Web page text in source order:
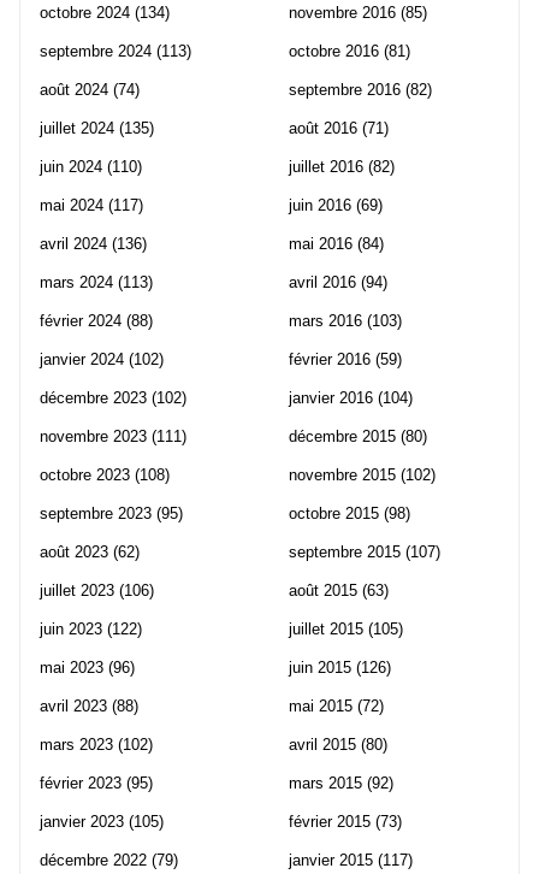
octobre 2024 (134)
septembre 2024 (113)
août 2024 (74)
juillet 2024 (135)
juin 2024 (110)
mai 2024 (117)
avril 2024 (136)
mars 2024 (113)
février 2024 (88)
janvier 2024 (102)
décembre 2023 (102)
novembre 2023 (111)
octobre 2023 (108)
septembre 2023 (95)
août 2023 (62)
juillet 2023 (106)
juin 2023 (122)
mai 2023 (96)
avril 2023 (88)
mars 2023 (102)
février 2023 (95)
janvier 2023 (105)
décembre 2022 (79)
novembre 2016 (85)
octobre 2016 (81)
septembre 2016 (82)
août 2016 (71)
juillet 2016 (82)
juin 2016 (69)
mai 2016 (84)
avril 2016 (94)
mars 2016 (103)
février 2016 (59)
janvier 2016 (104)
décembre 2015 (80)
novembre 2015 (102)
octobre 2015 (98)
septembre 2015 (107)
août 2015 (63)
juillet 2015 (105)
juin 2015 (126)
mai 2015 (72)
avril 2015 (80)
mars 2015 (92)
février 2015 (73)
janvier 2015 (117)